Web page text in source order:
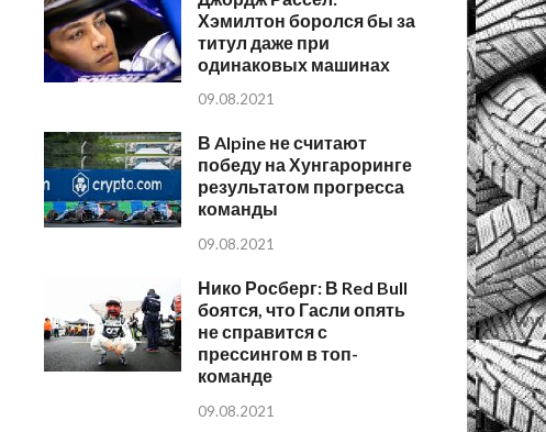
Хэмилтон боролся бы за
титул даже при
одинаковых машинах
09.08.2021
В Alpine не считают
победу на Хунгароринге
результатом прогресса
команды
09.08.2021
Нико Росберг: В Red Bull
боятся, что Гасли опять
не справится с
прессингом в топ-
команде
09.08.2021